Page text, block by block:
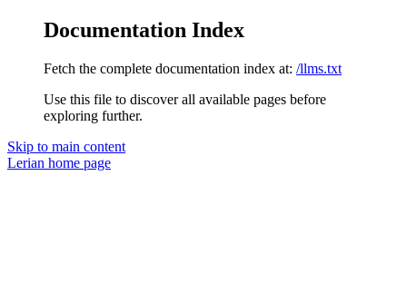
Documentation Index
Fetch the complete documentation index at: /llms.txt
Use this file to discover all available pages before
exploring further.
Skip to main content
Lerian home page